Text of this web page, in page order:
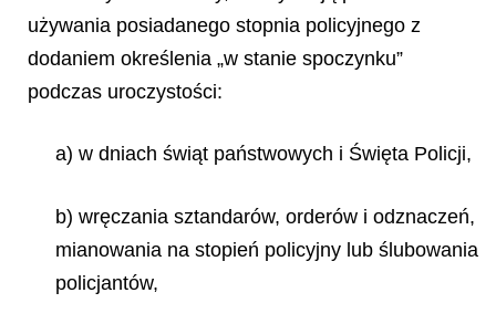
używania posiadanego stopnia policyjnego z
dodaniem określenia „w stanie spoczynku”
podczas uroczystości:
a) w dniach świąt państwowych i Święta Policji,
b) wręczania sztandarów, orderów i odznaczeń,
mianowania na stopień policyjny lub ślubowania
policjantów,